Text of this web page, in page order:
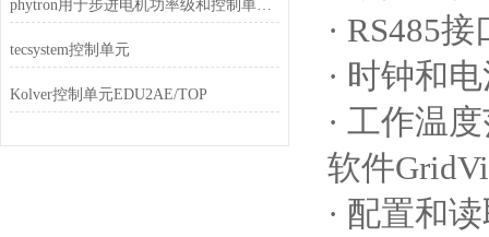
phytron用于步进电机功率级和控制单元的*电源单元
tecsystem控制单元
Kolver控制单元EDU2AE/TOP
· RS485
· 时钟和
· 工作温
软件
· 配置和